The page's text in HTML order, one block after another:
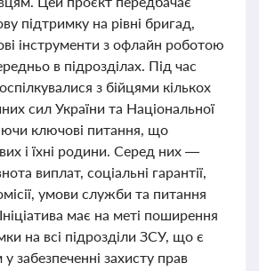
підтримку на рівні бригад,
інструменти з офлайн роботою
в підрозділах. Під час
з бійцями кількох
сил України та Національної
ключові питання, що
і їхні родини. Серед них —
виплат, соціальні гарантії,
умови служби та питання
має на меті поширення
на всі підрозділи ЗСУ, що є
забезпеченні захисту прав